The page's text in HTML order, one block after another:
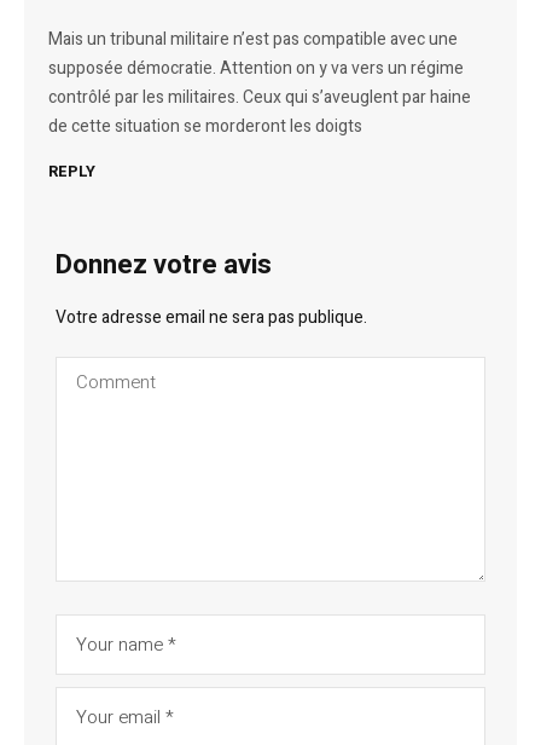
Mais un tribunal militaire n’est pas compatible avec une
supposée démocratie. Attention on y va vers un régime
contrôlé par les militaires. Ceux qui s’aveuglent par haine
de cette situation se morderont les doigts
REPLY
Donnez votre avis
Votre adresse email ne sera pas publique.